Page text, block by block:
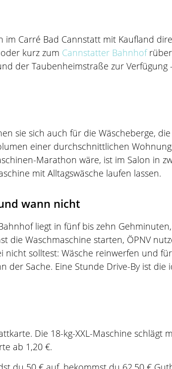
Carré Bad Cannstatt mit Kaufland
kurz zum Cannstatter Bahnhof
der Taubenheimstraße zur
sie sich auch für die Wäscheberge,
einer durchschnittlichen
Marathon wäre, ist im Salon in
mit Alltagswäsche laufen lassen.
wann nicht
liegt in fünf bis zehn
die Waschmaschine starten, ÖPNV
solltest: Wäsche reinwerfen und
Sache. Eine Stunde Drive-By ist die
Die 18-kg-XXL-Maschine schlägt
ab 1,20 €.